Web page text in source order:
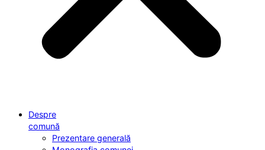
Despre
comună
Prezentare generală